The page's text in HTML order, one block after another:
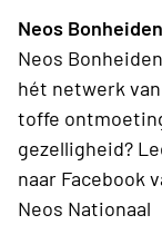
Neos
Neos
hét netwerk
toffe
gezelligheid?
naar Facebook
Neos Nationaal